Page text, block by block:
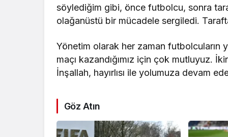
söylediğim gibi, önce futbolcu, sonra
olağanüstü bir mücadele sergiledi.
Yönetim olarak her zaman futbolcuların
maçı kazandığımız için çok mutluyuz.
İnşallah, hayırlısı ile yolumuza devam
Göz Atın